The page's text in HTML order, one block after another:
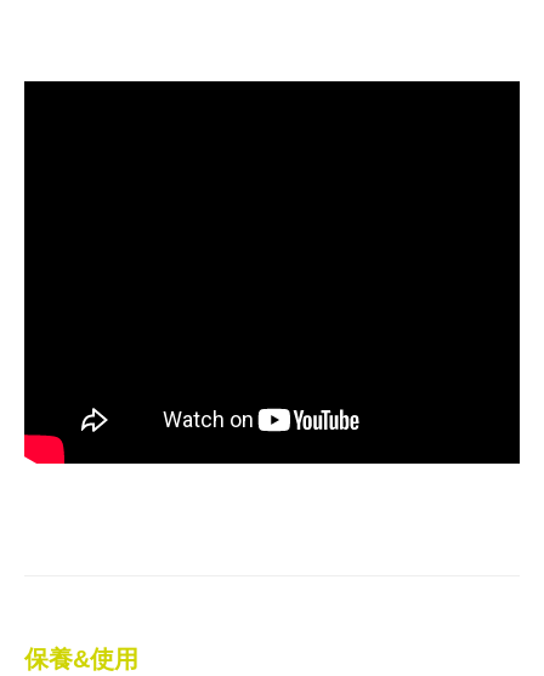
保養&使用